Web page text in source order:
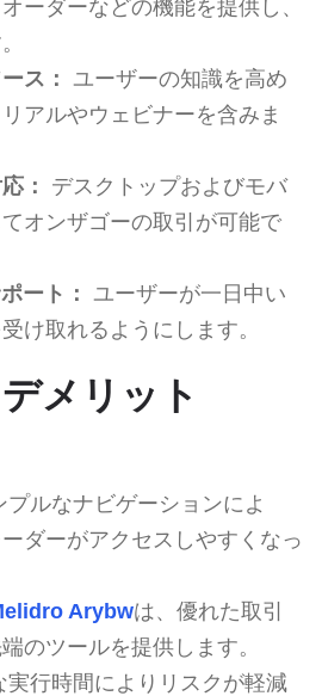
ーダーなどの機能を提供し、
ス：
ユーザーの知識を高め
アルやウェビナーを含みま
：
デスクトップおよびモバ
オンザゴーの取引が可能で
ート：
ユーザーが一日中い
け取れるようにします。
メリット
プルなナビゲーションによ
ダーがアクセスしやすくなっ
Arybwは、優れた取引
のツールを提供します。
実行時間によりリスクが軽減